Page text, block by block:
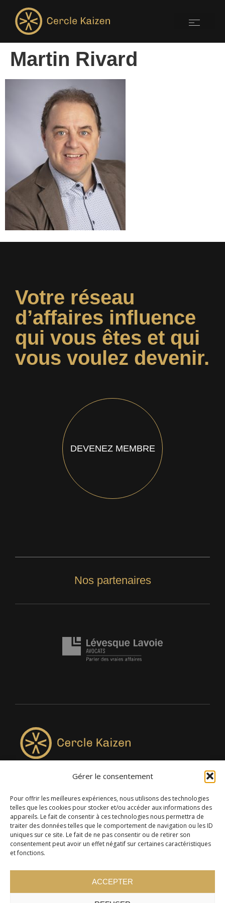
Gérer le consentement
Pour offrir les meilleures expériences, nous utilisons des technologies
telles que les cookies pour stocker et/ou accéder aux informations des
appareils. Le fait de consentir à ces technologies nous permettra de
traiter des données telles que le comportement de navigation ou les ID
uniques sur ce site. Le fait de ne pas consentir ou de retirer son
consentement peut avoir un effet négatif sur certaines caractéristiques
et fonctions.
ACCEPTER
Martin Rivard
Votre réseau
d’affaires influence
qui vous êtes et qui
vous voulez devenir.
DEVENEZ MEMBRE
Nos partenaires
4957, rue Lionel-Groulx, bureau 819, Saint-Augustin-de-
Desmaures QC G3A 0M7